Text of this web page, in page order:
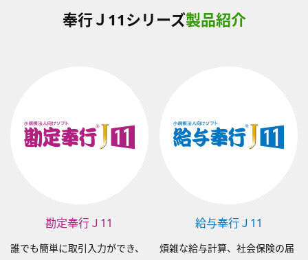
奉行Ｊ11シリーズ製品紹介
勘定奉行Ｊ11
誰でも簡単に取引入力ができ、
給与奉行Ｊ11
煩雑な給与計算、社会保険の届